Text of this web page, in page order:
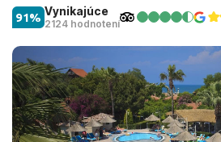
Vynikajúce
2124 hodnotení
91%